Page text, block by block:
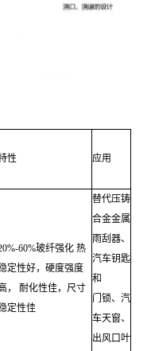
性 应用
60%玻纤强化 热
定性好，硬度强度
， 耐化性佳，尺寸
定性佳
替代压铸
合金金属
雨刮器、
汽车钥匙
和
门锁、汽
车天窗、
出风口叶